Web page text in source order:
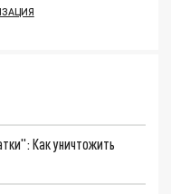
Как уничтожить